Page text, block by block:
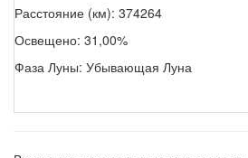
Расстояние (км): 374264
Освещено: 31,00%
Фаза Луны: Убывающая Луна